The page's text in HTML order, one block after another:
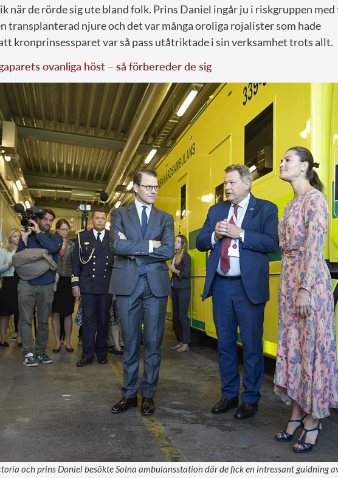
när de rörde sig ute bland folk. Prins Daniel ingår ju i riskgruppen med
transplanterad njure och det var många oroliga rojalister som hade
kronprinsessparet var så pass utåtriktade i sin verksamhet trots allt.
ovanliga höst – så förbereder de sig
och prins Daniel besökte Solna ambulansstation där de fick en intressant guidning